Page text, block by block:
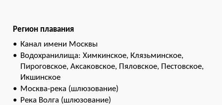
Регион плавания
Канал имени Москвы
Водохранилища: Химкинское, Клязьминское,
Пироговское, Аксаковское, Пяловское, Пестовское,
Икшинское
Москва-река (шлюзование)
Река Волга (шлюзование)